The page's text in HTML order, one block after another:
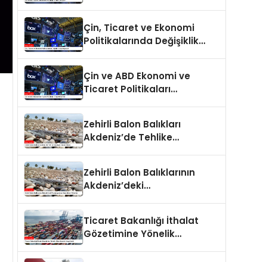
Çin, Ticaret ve Ekonomi
Politikalarında Değişiklik
Çin ve ABD Ekonomi ve
Ticaret Politikaları
Zehirli Balon Balıkları
Akdeniz’de Tehlike
Zehirli Balon Balıklarının
Akdeniz’deki
Ticaret Bakanlığı İthalat
Gözetimine Yönelik